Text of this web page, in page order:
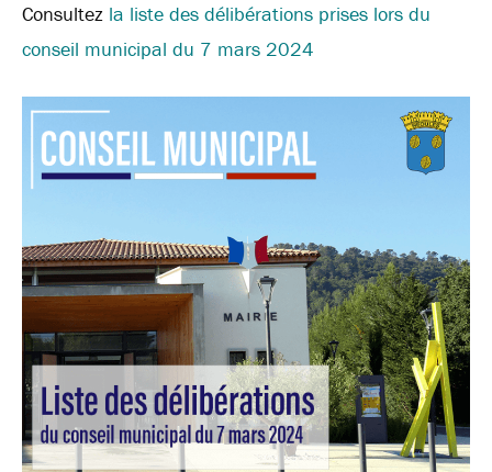
Consultez la liste des délibérations prises lors du
conseil municipal du 7 mars 2024